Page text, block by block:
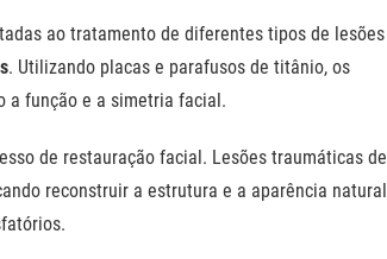
ao tratamento de diferentes tipos de lesões
. Utilizando placas e parafusos de titânio, os
a função e a simetria facial.
de restauração facial. Lesões traumáticas de
reconstruir a estrutura e a aparência natural